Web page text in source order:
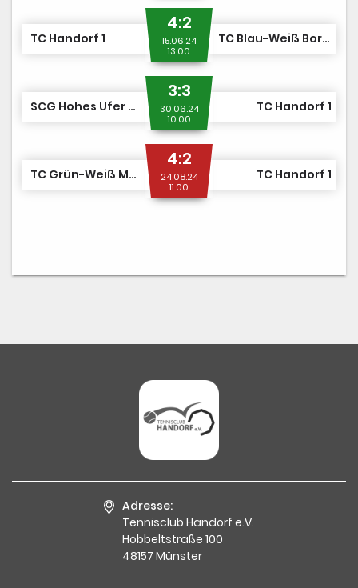
TC Handorf 1
4:2
15.06.24
13:00
TC Blau-Weiß Borken 1
SCG Hohes Ufer Münster 1
3:3
30.06.24
10:00
TC Handorf 1
TC Grün-Weiß Mesum 1
4:2
24.08.24
11:00
TC Handorf 1
Adresse:
Tennisclub Handorf e.V.
Hobbeltstraße 100
48157 Münster